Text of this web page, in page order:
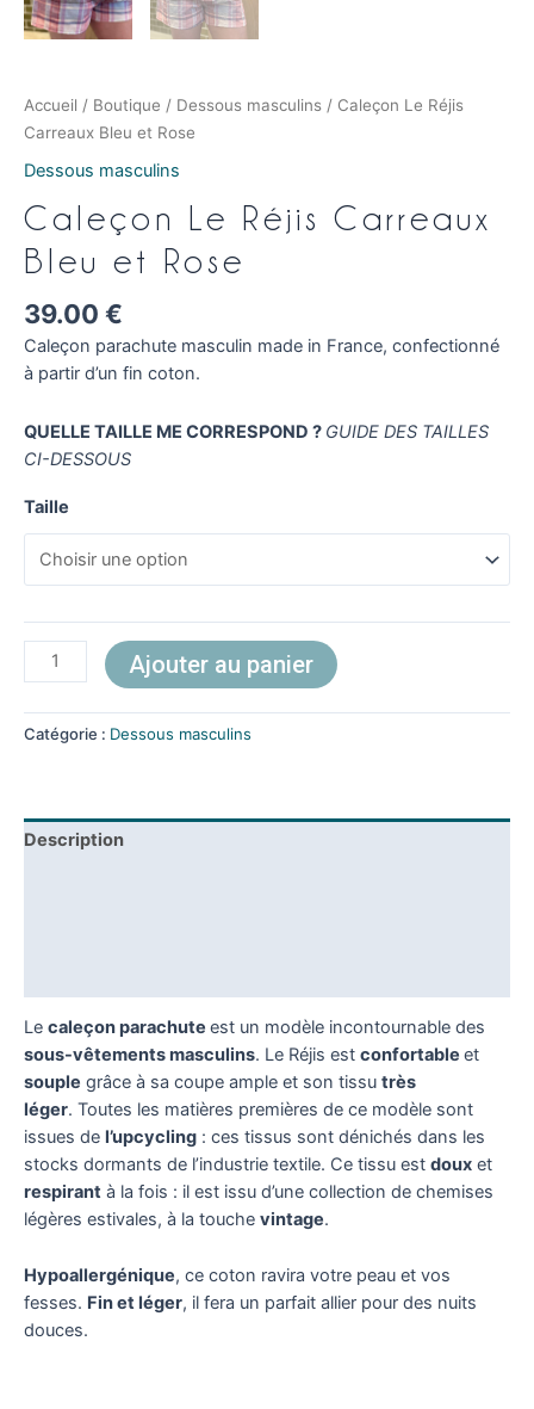
Accueil / Boutique / Dessous masculins / Caleçon Le Réjis
Carreaux Bleu et Rose
Dessous masculins
Caleçon Le Réjis Carreaux
Bleu et Rose
39.00 €
Caleçon parachute masculin made in France, confectionné
à partir d’un fin coton.
QUELLE TAILLE ME CORRESPOND ? GUIDE DES TAILLES
CI-DESSOUS
Taille
Ajouter au panier
Catégorie : Dessous masculins
Description
Le caleçon parachute est un modèle incontournable des
sous-vêtements masculins. Le Réjis est confortable et
souple grâce à sa coupe ample et son tissu très
léger. Toutes les matières premières de ce modèle sont
issues de l’upcycling : ces tissus sont dénichés dans les
stocks dormants de l’industrie textile. Ce tissu est doux et
respirant à la fois : il est issu d’une collection de chemises
légères estivales, à la touche vintage.
Hypoallergénique, ce coton ravira votre peau et vos
fesses. Fin et léger, il fera un parfait allier pour des nuits
douces.